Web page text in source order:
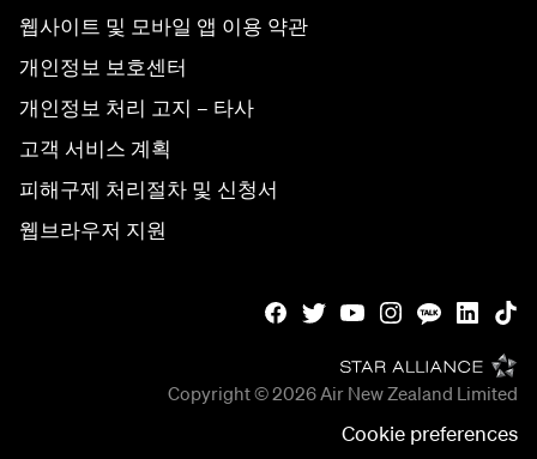
웹사이트 및 모바일 앱 이용 약관
개인정보 보호센터
개인정보 처리 고지 – 타사
고객 서비스 계획
피해구제 처리절차 및 신청서
웹브라우저 지원
Copyright © 2026Air New Zealand Limited
Cookie preferences